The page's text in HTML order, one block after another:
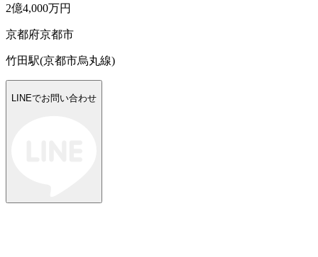
2億4,000万円
京都府京都市
竹田駅(京都市烏丸線)
LINEでお問い合わせ